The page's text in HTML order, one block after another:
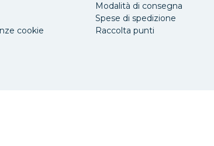
cookie
Modalità di consegna
Spese di spedizione
Raccolta punti